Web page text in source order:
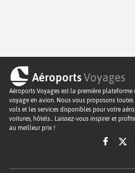
AéroportsVoyages
Aéroports Voyages est la première plateforme
voyage en avion. Nous vous proposons
vols et les services disponibles pour votre
voitures, hôtels... Laissez-vous inspirer et
au meilleur prix !